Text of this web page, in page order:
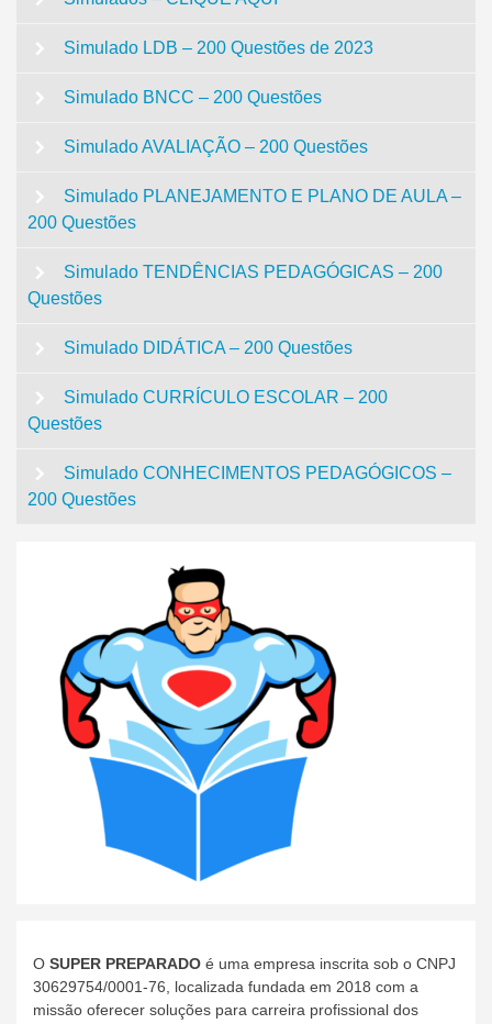
Simulado LDB – 200 Questões de 2023
Simulado BNCC – 200 Questões
Simulado AVALIAÇÃO – 200 Questões
Simulado PLANEJAMENTO E PLANO DE AULA –
200 Questões
Simulado TENDÊNCIAS PEDAGÓGICAS – 200
Questões
Simulado DIDÁTICA – 200 Questões
Simulado CURRÍCULO ESCOLAR – 200
Questões
Simulado CONHECIMENTOS PEDAGÓGICOS –
200 Questões
O SUPER PREPARADO é uma empresa inscrita sob o CNPJ
30629754/0001-76, localizada fundada em 2018 com a
missão oferecer soluções para carreira profissional dos